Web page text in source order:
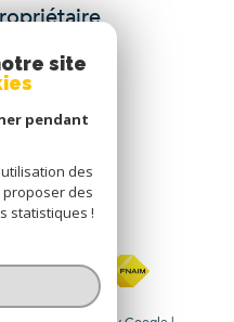
site
pendant
des
proposer des
statistiques !